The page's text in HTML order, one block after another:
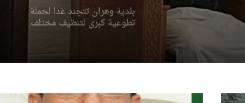
بلدية وهران تتجند غدا لحملة
تطوعية كبرى لتنظيف مختلف
انطلاق الطبعة التاسعة من حملة
مقاطعات العاصمة